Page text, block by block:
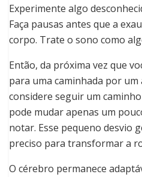
Experimente algo
Faça pausas antes que a
corpo. Trate o sono como
Então, da próxima vez que
para uma caminhada por
considere seguir um
pode mudar apenas um
notar. Esse pequeno desvio
preciso para transformar a
O cérebro permanece